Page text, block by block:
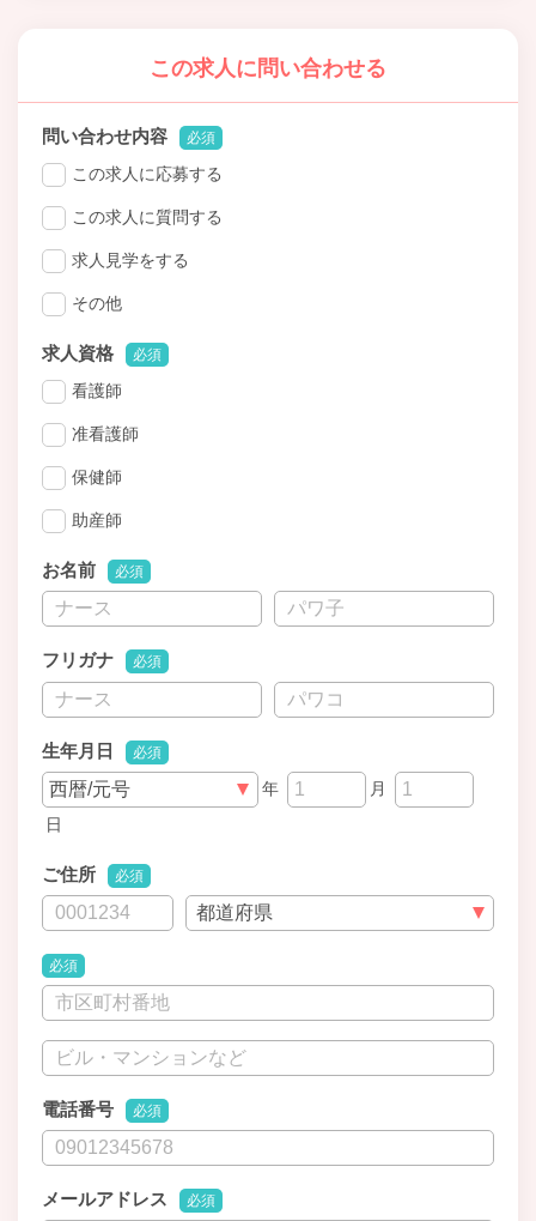
この求人に問い合わせる
問い合わせ内容 必須
この求人に応募する
この求人に質問する
求人見学をする
その他
求人資格 必須
看護師
准看護師
保健師
助産師
お名前 必須
フリガナ 必須
生年月日 必須
年
月
日
ご住所 必須
必須
電話番号 必須
メールアドレス 必須